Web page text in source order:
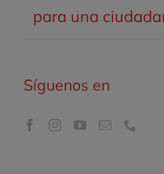
para una
Síguenos en